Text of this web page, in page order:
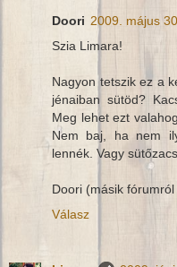
Doori 2009. május
Szia Limara!
Nagyon tetszik ez a
jénaiban sütöd?
Meg lehet ezt
Nem baj, ha nem
lennék. Vagy
Doori (másik
Válasz